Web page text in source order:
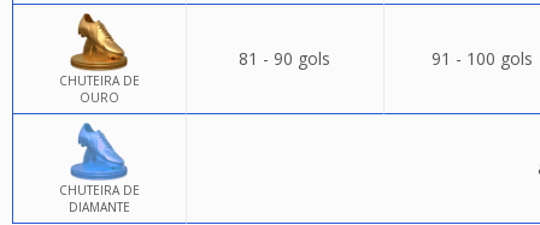
CHUTEIRA DE
OURO
81 - 90 gols 91 - 100 gols
CHUTEIRA DE
DIAMANTE